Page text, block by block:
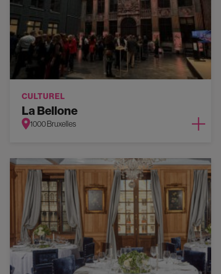
CULTUREL
La Bellone
1000 Bruxelles